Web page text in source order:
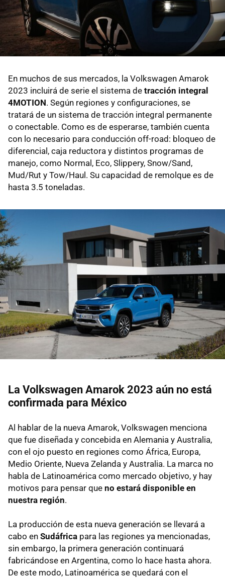
En muchos de sus mercados, la Volkswagen Amarok
2023 incluirá de serie el sistema de tracción integral
4MOTION. Según regiones y configuraciones, se
tratará de un sistema de tracción integral permanente
o conectable. Como es de esperarse, también cuenta
con lo necesario para conducción off-road: bloqueo de
diferencial, caja reductora y distintos programas de
manejo, como Normal, Eco, Slippery, Snow/Sand,
Mud/Rut y Tow/Haul. Su capacidad de remolque es de
hasta 3.5 toneladas.
La Volkswagen Amarok 2023 aún no está
confirmada para México
Al hablar de la nueva Amarok, Volkswagen menciona
que fue diseñada y concebida en Alemania y Australia,
con el ojo puesto en regiones como África, Europa,
Medio Oriente, Nueva Zelanda y Australia. La marca no
habla de Latinoamérica como mercado objetivo, y hay
motivos para pensar que no estará disponible en
nuestra región.
La producción de esta nueva generación se llevará a
cabo en Sudáfrica para las regiones ya mencionadas,
sin embargo, la primera generación continuará
fabricándose en Argentina, como lo hace hasta ahora.
De este modo, Latinoamérica se quedará con el